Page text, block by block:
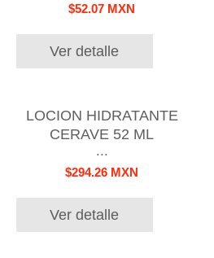
$52.07 MXN
Ver detalle
LOCION HIDRATANTE
CERAVE 52 ML
...
$294.26 MXN
Ver detalle